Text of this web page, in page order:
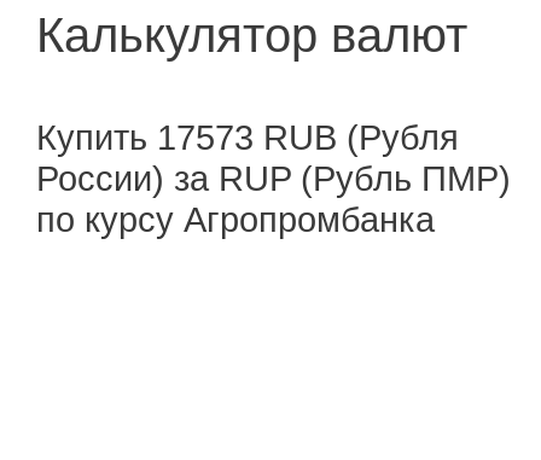
Калькулятор валют
Купить 17573 RUB (Рубля
России) за RUP (Рубль ПМР)
по курсу Агропромбанка